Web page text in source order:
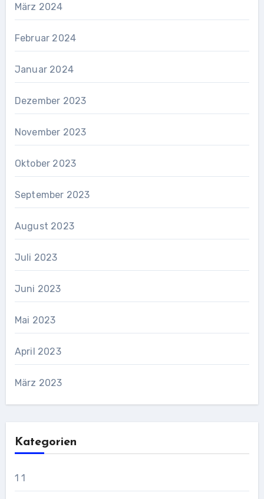
März 2024
Februar 2024
Januar 2024
Dezember 2023
November 2023
Oktober 2023
September 2023
August 2023
Juli 2023
Juni 2023
Mai 2023
April 2023
März 2023
Kategorien
1 1